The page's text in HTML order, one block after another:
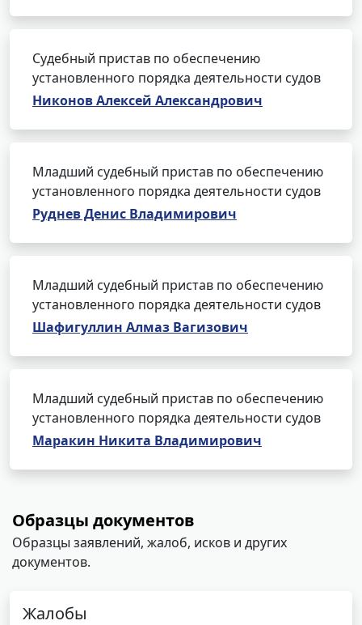
Судебный пристав по обеспечению
установленного порядка деятельности судов
Никонов Алексей Александрович
Младший судебный пристав по обеспечению
установленного порядка деятельности судов
Руднев Денис Владимирович
Младший судебный пристав по обеспечению
установленного порядка деятельности судов
Шафигуллин Алмаз Вагизович
Младший судебный пристав по обеспечению
установленного порядка деятельности судов
Маракин Никита Владимирович
Образцы документов
Образцы заявлений, жалоб, исков и других
документов.
Жалобы